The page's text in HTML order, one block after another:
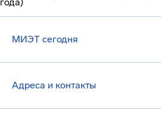
МИЭТ сегодня
Адреса и контакты